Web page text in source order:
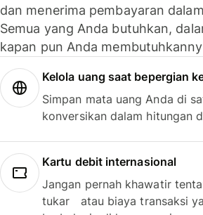
dan menerima pembayaran
Semua yang Anda butuhkan,
kapan pun Anda
Kelola uang saat bepergian
Simpan mata uang Anda di
konversikan dalam hitungan
Kartu debit internasional
Jangan pernah khawatir
tukar atau biaya transaksi